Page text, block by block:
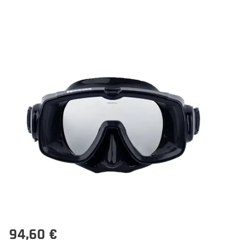
94,60 €